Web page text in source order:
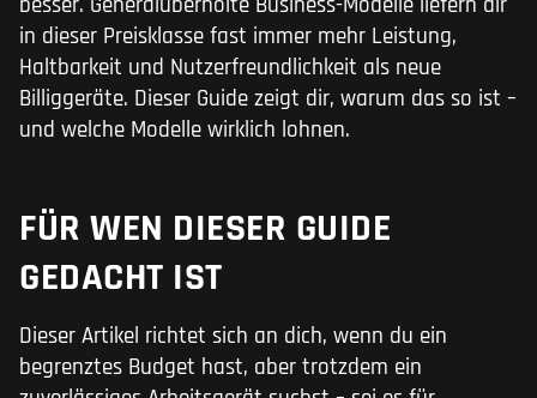
in dieser Preisklasse fast immer mehr Leistung,
Haltbarkeit und Nutzerfreundlichkeit als neue
Billiggeräte. Dieser Guide zeigt dir, warum das so ist –
und welche Modelle wirklich lohnen.
FÜR WEN DIESER GUIDE
GEDACHT IST
Dieser Artikel richtet sich an dich, wenn du ein
begrenztes Budget hast, aber trotzdem ein